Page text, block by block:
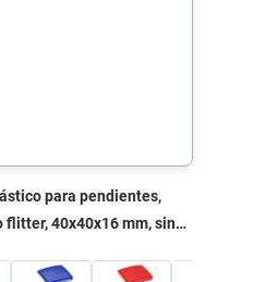
para pendientes,
flitter, 40x40x16 mm, sin